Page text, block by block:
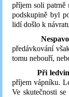
příjem soli patrně
podskupině byl
lidí došlo k
předávkování
tomu nebouří,
Při
příjem vápníku.
Ve skutečnosti